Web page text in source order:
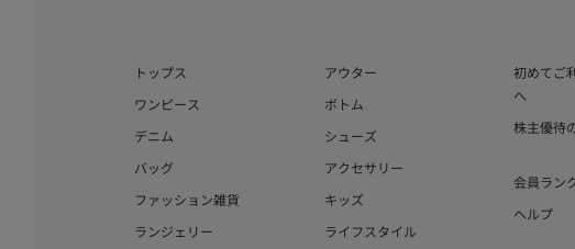
トップス
アウター
ワンピース
ボトム
デニム
シューズ
バッグ
アクセサリー
ファッション雑貨
キッズ
ランジェリー
ライフスタイル
初めてご
へ
株主優待
会員ラン
ヘルプ